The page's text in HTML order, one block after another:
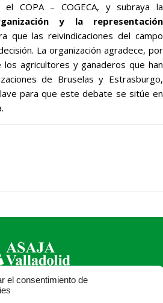
el consentimiento de
COPA – COGECA, y subraya la
y la representación
que las reivindicaciones del campo
La organización agradece, por
agricultores y ganaderos que han
de Bruselas y Estrasburgo,
para que este debate se sitúe en
- Jóvenes Agricultores